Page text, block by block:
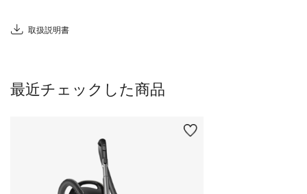
取扱説明書
最近チェックした商品